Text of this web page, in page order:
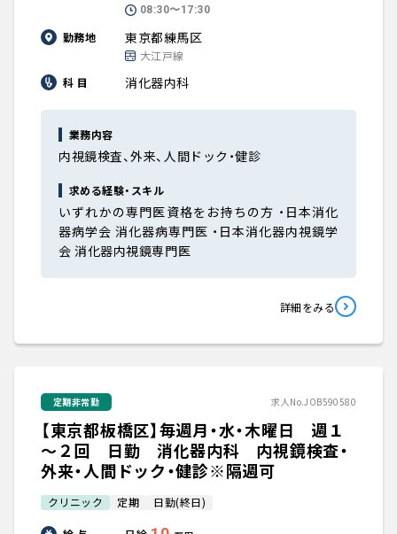
08:30〜17:30
勤務地 東京都練馬区
大江戸線
科 目
消化器内科
業務内容
内視鏡検査、外来、人間ドック・健診
求める経験・スキル
いずれかの専門医資格をお持ちの方 ・日本消化
器病学会 消化器病専門医 ・日本消化器内視鏡学
会 消化器内視鏡専門医
詳細をみる
定期非常勤 求人No.JOB590580
【東京都板橋区】毎週月・水・木曜日 週１
～２回 日勤 消化器内科 内視鏡検査・
外来・人間ドック・健診※隔週可
クリニック 定期 日勤(終日)